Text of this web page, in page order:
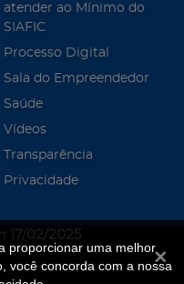
proporcionar uma melhor
você concorda com a nossa
atender ao Mínimo do
SIAFIC
Processo Digital
Sala do Empreendedor
Saúde
Vídeos
Transparência
Privacidade
17/02/2025